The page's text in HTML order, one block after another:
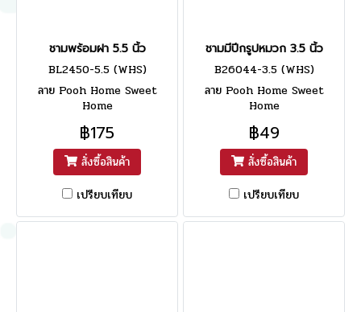
ชามพร้อมฝา 5.5 นิ้ว
BL2450-5.5 (WHS)
ลาย Pooh Home Sweet
Home
฿175
สั่งซื้อสินค้า
เปรียบเทียบ
ชามมีปีกรูปหมวก 3.5 นิ้ว
B26044-3.5 (WHS)
ลาย Pooh Home Sweet
Home
฿49
สั่งซื้อสินค้า
เปรียบเทียบ